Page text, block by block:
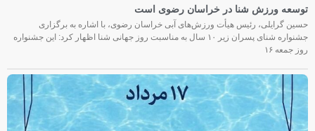
توسعه ورزش شنا در خراسان رضوی است
حسین گرایلی، رئیس هیأت ورزش‌های آبی خراسان رضوی، با اشاره به برگزاری
جشنواره شنای پسران زیر ۱۰ سال به مناسبت روز جهانی شنا اظهار کرد: این جشنواره
روز جمعه‌ ۱۶